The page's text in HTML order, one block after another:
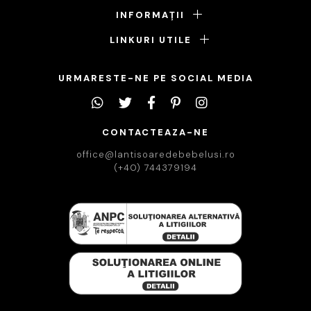
INFORMAȚII
LINKURI UTILE
URMARESTE-NE PE SOCIAL MEDIA
CONTACTEAZA-NE
office@lantisoaredebebelusi.ro
(+40) 744379194